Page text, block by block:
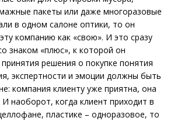
пакеты или даже многоразовые
в одном салоне оптики, то он
компанию как «свою». И это сразу
знаком «плюс», к которой он
решения о покупке понятия
экспертности и эмоции должны быть
компания клиенту уже приятна, она
И наоборот, когда клиент приходит в
пластике – одноразовое, то